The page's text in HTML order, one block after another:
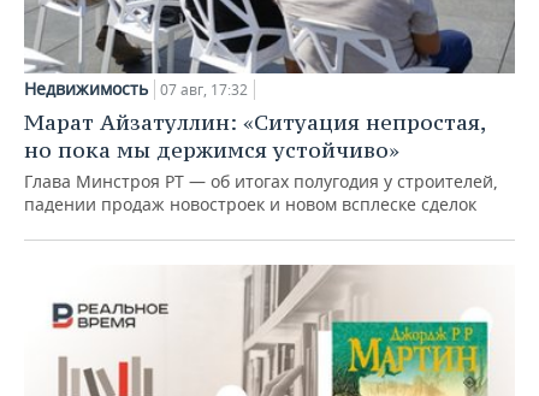
Недвижимость 07 авг, 17:32
Марат Айзатуллин: «Ситуация непростая,
но пока мы держимся устойчиво»
Глава Минстроя РТ — об итогах полугодия у строителей,
падении продаж новостроек и новом всплеске сделок